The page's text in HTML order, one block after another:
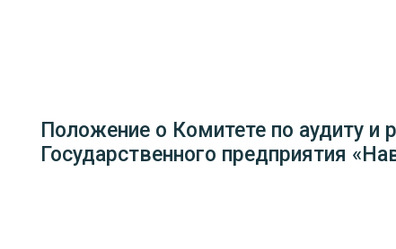
Положение о Комитете по аудиту
Государственного предприятия